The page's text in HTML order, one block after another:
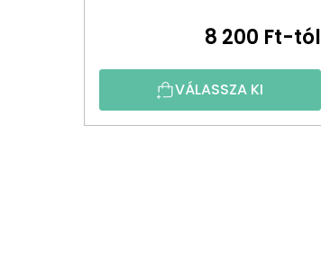
8 200 Ft-tól
VÁLASSZA KI